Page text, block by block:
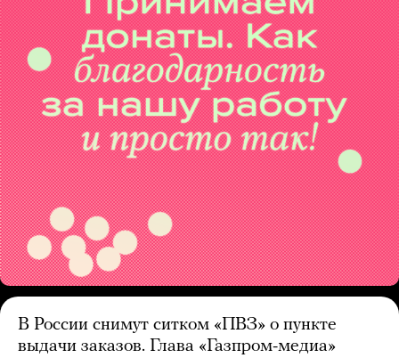
В России снимут ситком «ПВЗ» о пункте
выдачи заказов. Глава «Газпром-медиа»